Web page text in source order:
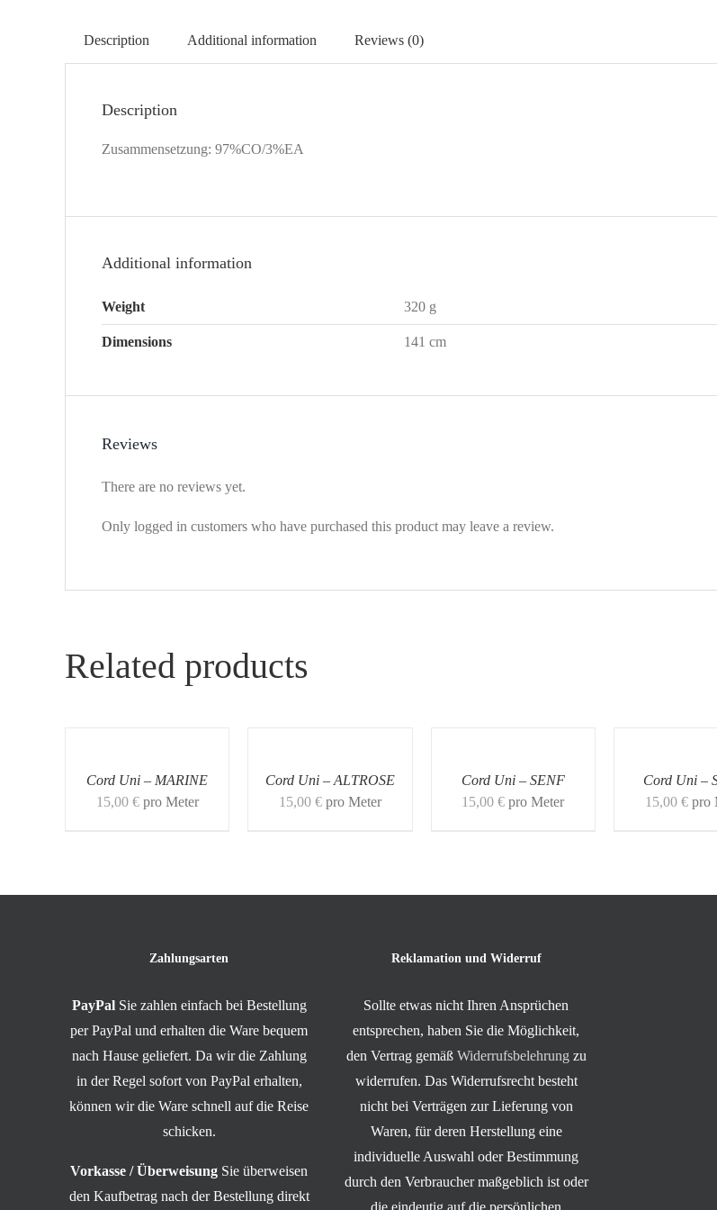
Description Additional information Reviews (0)
Description
Zusammensetzung: 97%CO/3%EA
Additional information
Weight 320 g
Dimensions 141 cm
Reviews
There are no reviews yet.
Only logged in customers who have purchased this product may leave a review.
Related products
Cord Uni – MARINE
15,00 € pro Meter
Cord Uni – ALTROSE
15,00 € pro Meter
Cord Uni – SENF
15,00€ pro Meter
Cord Uni –
15,00 € pro
Zahlungsarten
PayPal Sie zahlen einfach bei Bestellung
per PayPal und erhalten die Ware bequem
nach Hause geliefert. Da wir die Zahlung
in der Regel sofort von PayPal erhalten,
können wir die Ware schnell auf die Reise
schicken.
Vorkasse / Überweisung Sie überweisen
den Kaufbetrag nach der Bestellung direkt
Reklamation und Widerruf
Sollte etwas nicht Ihren Ansprüchen
entsprechen, haben Sie die Möglichkeit,
den Vertrag gemäß Widerrufsbelehrung zu
widerrufen. Das Widerrufsrecht besteht
nicht bei Verträgen zur Lieferung von
Waren, für deren Herstellung eine
individuelle Auswahl oder Bestimmung
durch den Verbraucher maßgeblich ist oder
die eindeutig auf die persönlichen